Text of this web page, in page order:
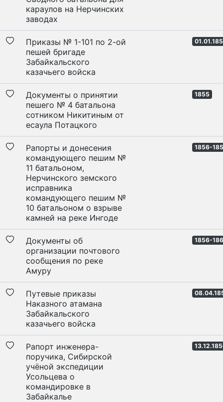
караулов на Нерчинских
заводах
Приказы № 1-101 по 2-ой
пешей бригаде
Забайкальского
казачьего войска
Документы о принятии
пешего № 4 батальона
сотником Никитиным от
есаула Потацкого
1855
Рапорты и донесения
командующего пешим №
11 батальоном,
Нерчинского земского
исправника
командующего пешим №
10 батальоном о взрыве
камней на реке Ингоде
1856-
Документы об
организации почтового
сообщения по реке
Амуру
1856-
Путевые приказы
Наказного атамана
Забайкальского
казачьего войска
Рапорт инженера-
поручика, Сибирской
учёной экспедиции
Усольцева о
командировке в
Забайкалье